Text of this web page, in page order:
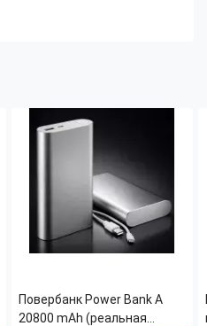
Повербанк Power Bank A
20800 mAh (реальная